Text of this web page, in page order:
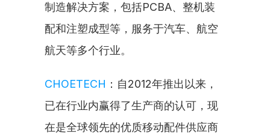
制造解决方案，包括PCBA、整机装
配和注塑成型等，服务于汽车、航空
航天等多个行业。
CHOETECH ：自2012年推出以来，
已在行业内赢得了生产商的认可，现
在是全球领先的优质移动配件供应商